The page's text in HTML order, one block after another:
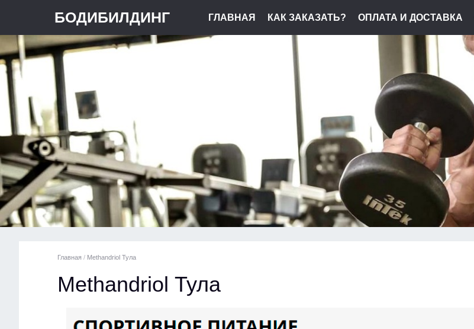
БОДИБИЛДИНГ ГЛАВНАЯ КАК ЗАКАЗАТЬ? ОПЛАТА И ДОСТАВКА
Главная / Methandriol Тула
Methandriol Тула